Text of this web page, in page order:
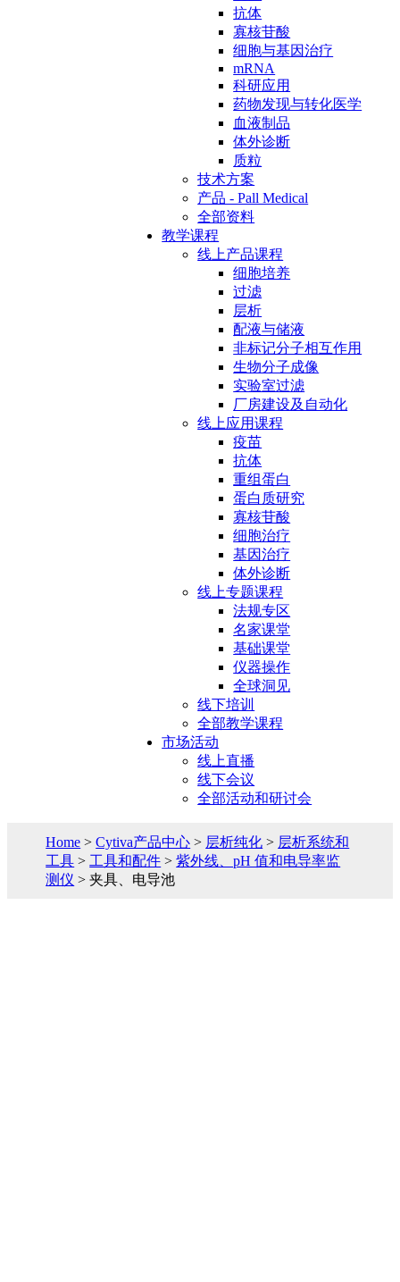
抗体
寡核苷酸
细胞与基因治疗
mRNA
科研应用
药物发现与转化医学
血液制品
体外诊断
质粒
技术方案
产品 - Pall Medical
全部资料
教学课程
线上产品课程
细胞培养
过滤
层析
配液与储液
非标记分子相互作用
生物分子成像
实验室过滤
厂房建设及自动化
线上应用课程
疫苗
抗体
重组蛋白
蛋白质研究
寡核苷酸
细胞治疗
基因治疗
体外诊断
线上专题课程
法规专区
名家课堂
基础课堂
仪器操作
全球洞见
线下培训
全部教学课程
市场活动
线上直播
线下会议
全部活动和研讨会
Home >Cytiva产品中心 > 层析纯化 > 层析系统和
工具 > 工具和配件 >紫外线、pH 值和电导率监
测仪 > 夹具、电导池